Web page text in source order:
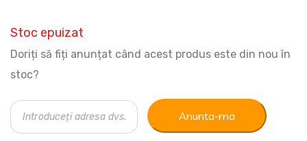
Stoc epuizat
Doriți să fiți anunțat când acest produs este din nou în
stoc?
Anunta-ma